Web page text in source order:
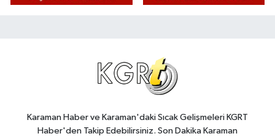
Karaman Haber ve Karaman'daki Sıcak Gelişmeleri KGRT
Haber'den Takip Edebilirsiniz. Son Dakika Karaman